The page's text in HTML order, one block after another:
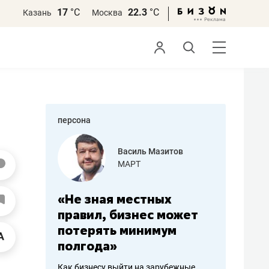
Казань 17 °С Москва 22.3 °С
персона
работа
Василь Мазитов
МАРТ
«Не зная местных
правил, бизнес может
потерять минимум
полгода»